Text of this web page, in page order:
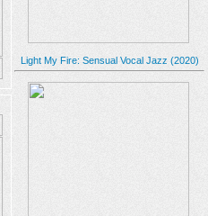
Light My Fire: Sensual Vocal Jazz (2020)